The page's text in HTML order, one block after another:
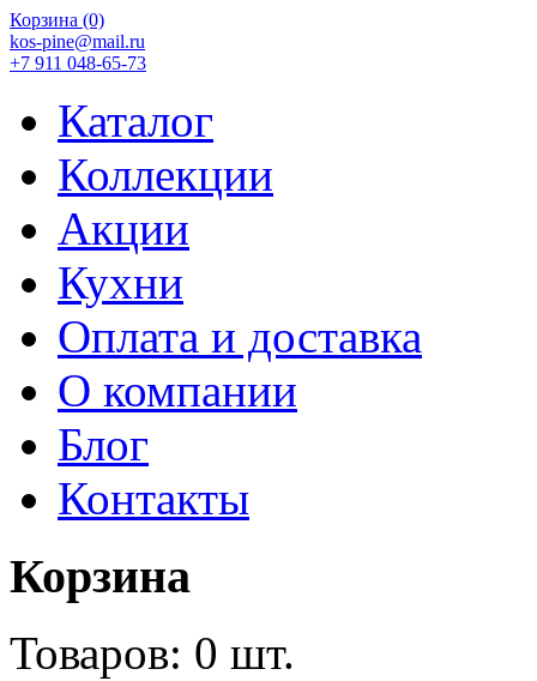
Корзина (0)
kos-pine@mail.ru
+7 911 048-65-73
Каталог
Коллекции
Акции
Кухни
Оплата и доставка
О компании
Блог
Контакты
Корзина
Товаров: 0 шт.